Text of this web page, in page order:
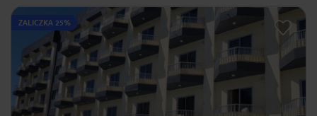
ZALICZKA 25%